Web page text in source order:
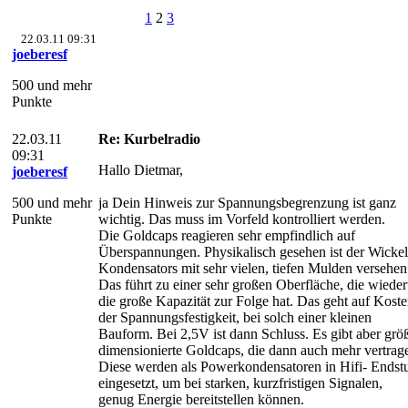
1 2 3
22.03.11 09:31
joeberesf
500 und mehr
Punkte
22.03.11
09:31
joeberesf
500 und mehr
Punkte
Re: Kurbelradio
Hallo Dietmar,
ja Dein Hinweis zur Spannungsbegrenzung ist ganz
wichtig. Das muss im Vorfeld kontrolliert werden.
Die Goldcaps reagieren sehr empfindlich auf
Überspannungen. Physikalisch gesehen ist der
Kondensators mit sehr vielen, tiefen Mulden
Das führt zu einer sehr großen Oberfläche, die
die große Kapazität zur Folge hat. Das geht auf
der Spannungsfestigkeit, bei solch einer kleinen
Bauform. Bei 2,5V ist dann Schluss. Es gibt aber
dimensionierte Goldcaps, die dann auch mehr
Diese werden als Powerkondensatoren in Hifi-
eingesetzt, um bei starken, kurzfristigen Signalen,
genug Energie bereitstellen können.